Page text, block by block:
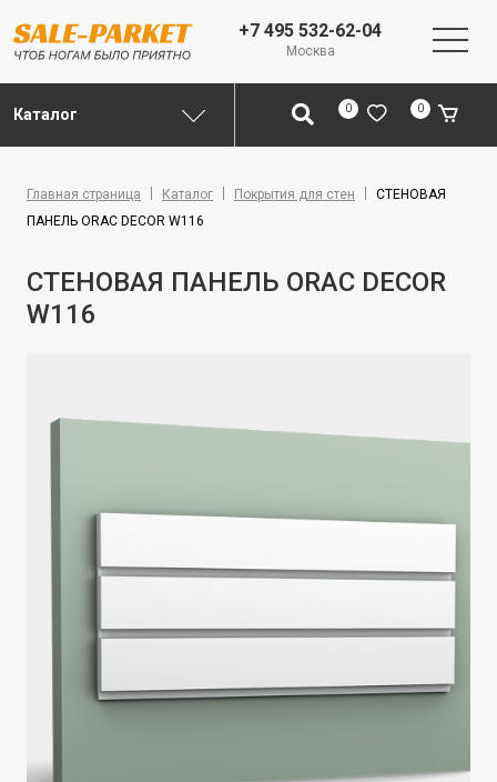
+7 495 532-62-04
Москва
Каталог 0 0
Главная страница Каталог Покрытия для стен
СТЕНОВАЯ
ПАНЕЛЬ ORAC DECOR W116
СТЕНОВАЯ ПАНЕЛЬ ORAC DECOR
W116